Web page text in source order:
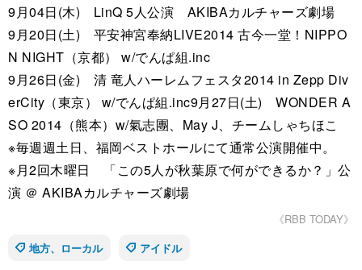
9月04日(木) LinQ 5人公演 AKIBAカルチャーズ劇場
9月20日(土) 平安神宮奉納LIVE2014 古今一堂！NIPPO
N NIGHT（京都） w/でんぱ組.inc
9月26日(金) 清 竜人ハーレムフェスタ2014 in Zepp Div
erCity（東京） w/でんぱ組.inc9月27日(土) WONDER A
SO 2014（熊本）w/氣志團、May J、チームしゃちほこ
※毎週週土日、福岡ベストホールにて通常公演開催中。
※月2回木曜日 「この5人が秋葉原で何ができるか？」公
演 ＠ AKIBAカルチャーズ劇場
《RBB TODAY》
地方、ローカル
アイドル